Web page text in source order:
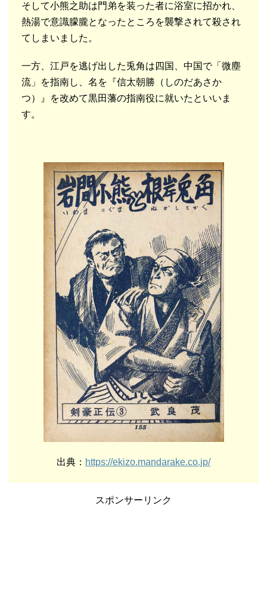
そして小熊之助は門弟を装った者に浴室に招かれ、
熱湯で意識朦朧となったところを襲撃されて殺され
てしまいました。
一方、江戸を逃げ出した兎角は四国、中国で「微塵
流」を指南し、名を『信太朝勝（しのだあさか
つ）』を改めて黒田藩の指南役に就いたといいま
す。
出典： https://ekizo.mandarake.co.jp/
スポンサーリンク